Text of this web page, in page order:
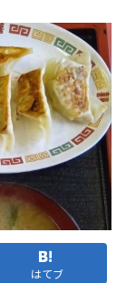
はてブ